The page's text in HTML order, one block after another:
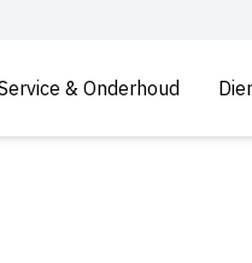
& Onderhoud